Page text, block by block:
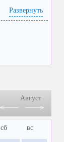
Развернуть
Август
сб вс